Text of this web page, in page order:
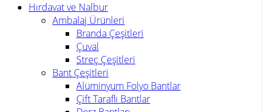
Hırdavat ve Nalbur
Ambalaj Ürünleri
Branda Çeşitleri
Çuval
Streç Çeşitleri
Bant Çeşitleri
Alüminyum Folyo Bantlar
Çift Taraflı Bantlar